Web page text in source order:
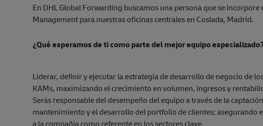
En DHL Global Forwarding buscamos una persona que se incorpore
Management para nuestras oficinas centrales en Coslada, Madrid.
¿Qué esperamos de ti como parte del mejor equipo
Liderar, definir y ejecutar la estrategia de desarrollo de negocio de
KAMs, maximizando el crecimiento en volumen, ingresos y
Serás responsable del desempeño del equipo a través de la
mantenimiento y el desarrollo del portfolio de clientes;
a la compañía como referente en los sectores clave.